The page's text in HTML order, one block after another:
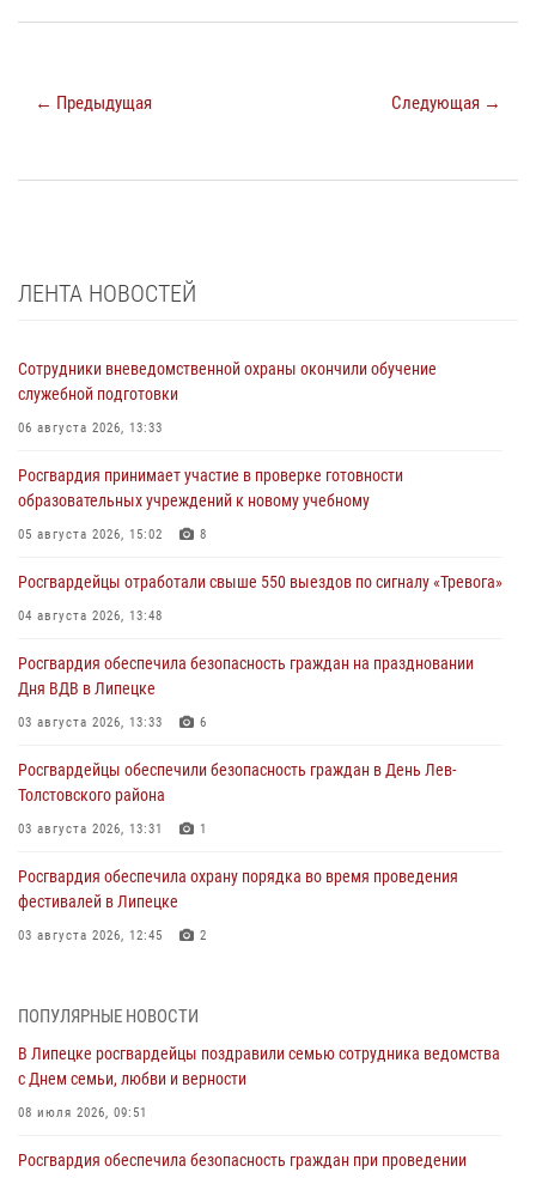
← Предыдущая Следующая →
ЛЕНТА НОВОСТЕЙ
Сотрудники вневедомственной охраны окончили обучение
служебной подготовки
06 августа 2026, 13:33
Росгвардия принимает участие в проверке готовности
образовательных учреждений к новому учебному
05 августа 2026, 15:02 8
Росгвардейцы отработали свыше 550 выездов по сигналу «Тревога»
04 августа 2026, 13:48
Росгвардия обеспечила безопасность граждан на праздновании
Дня ВДВ в Липецке
03 августа 2026, 13:33 6
Росгвардейцы обеспечили безопасность граждан в День Лев-
Толстовского района
03 августа 2026, 13:31 1
Росгвардия обеспечила охрану порядка во время проведения
фестивалей в Липецке
03 августа 2026, 12:45 2
детских оздоровительно-образовательных объектов в Липецкой
31 июля 2026, 15:49
Лекция по финансовой грамотности прошла для сотрудников
30 июля 2026, 15:25
ПОПУЛЯРНЫЕ НОВОСТИ
В Липецке росгвардейцы поздравили семью сотрудника ведомства
с Днем семьи, любви и верности
08 июля 2026, 09:51
Росгвардия обеспечила безопасность граждан при проведении